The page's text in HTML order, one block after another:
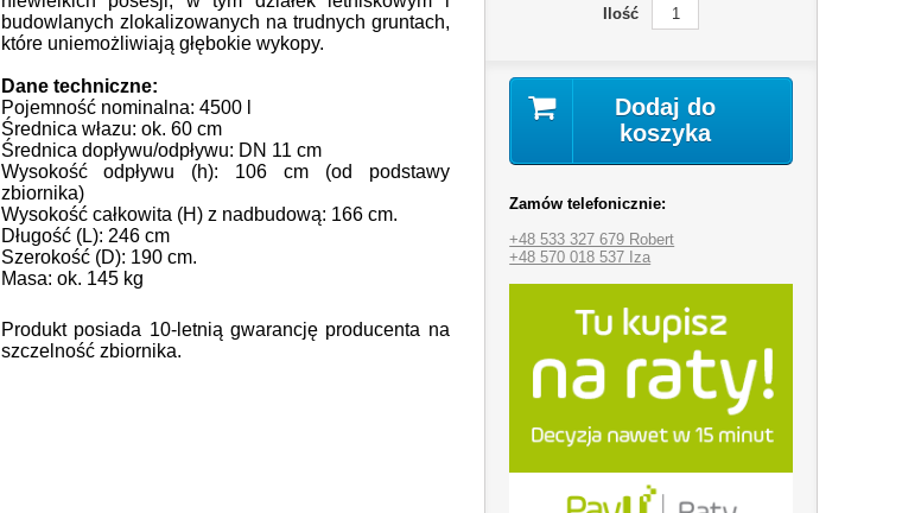
budowlanych zlokalizowanych na trudnych gruntach,
które uniemożliwiają głębokie wykopy.
Dane techniczne:
Pojemność nominalna: 4500 l
Średnica włazu: ok. 60 cm
Średnica dopływu/odpływu: DN 11 cm
Wysokość odpływu (h): 106 cm (od podstawy
zbiornika)
Wysokość całkowita (H) z nadbudową: 166 cm.
Długość (L): 246 cm
Szerokość (D): 190 cm.
Masa: ok. 145 kg
Produkt posiada 10-letnią gwarancję producenta na
szczelność zbiornika.
Ilość
Dodaj do
koszyka
Zamów telefonicznie:
+48 533 327 679 Robert
+48 570 018 537 Iza